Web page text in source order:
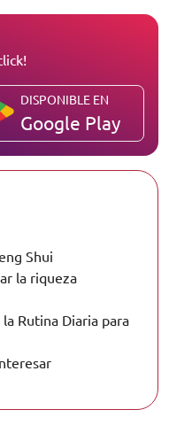
DISPONIBLE EN
Google Play
Shui
la riqueza
Rutina Diaria para